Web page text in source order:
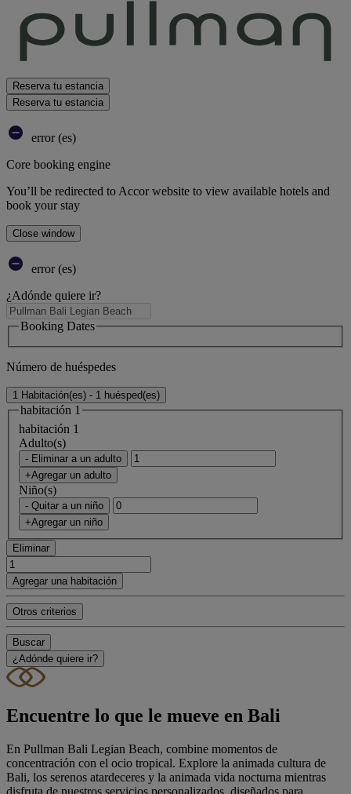
Reserva tu estancia
Reserva tu estancia
error (es)
Core booking engine
You’ll be redirected to Accor website to view available hotels and
book your stay
Close window
error (es)
¿Adónde quiere ir?
Booking Dates
Número de huéspedes
1 Habitación(es) - 1 huésped(es)
habitación 1
habitación 1
Adulto(s)
- Eliminar a un adulto
+Agregar un adulto
Niño(s)
- Quitar a un niño
+Agregar un niño
Eliminar
Agregar una habitación
Otros criterios
Buscar
¿Adónde quiere ir?
Encuentre lo que le mueve en Bali
En Pullman Bali Legian Beach, combine momentos de
concentración con el ocio tropical. Explore la animada cultura de
Bali, los serenos atardeceres y la animada vida nocturna mientras